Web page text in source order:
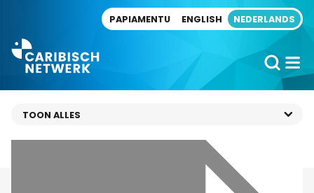
PAPIAMENTU ENGLISH NEDERLANDS